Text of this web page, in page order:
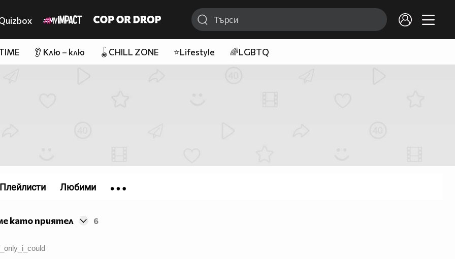
👂 Клю – клю 🪀CHILL ZONE ⭐Lifestyle 🌈LGBTQ
като приятел 6
Плейлисти Любими